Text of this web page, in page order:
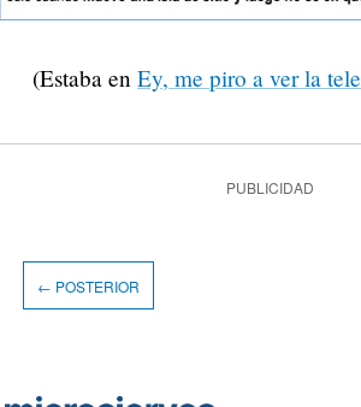
(Estaba en Ey, me piro a ver la tele
PUBLICIDAD
← POSTERIOR